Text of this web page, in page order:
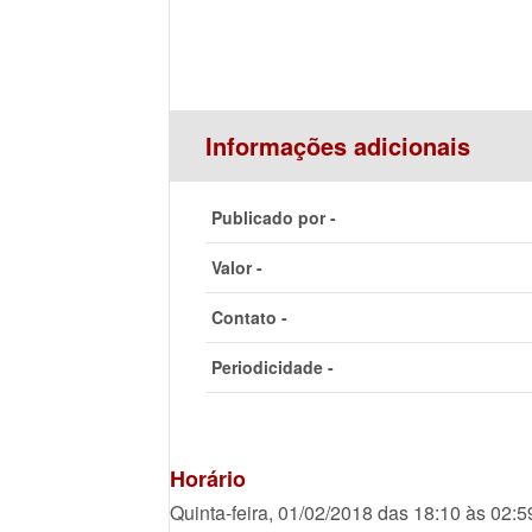
Informações adicionais
Publicado por -
Valor -
Contato -
Periodicidade -
Horário
Quinta-feira, 01/02/2018 das 18:10 às